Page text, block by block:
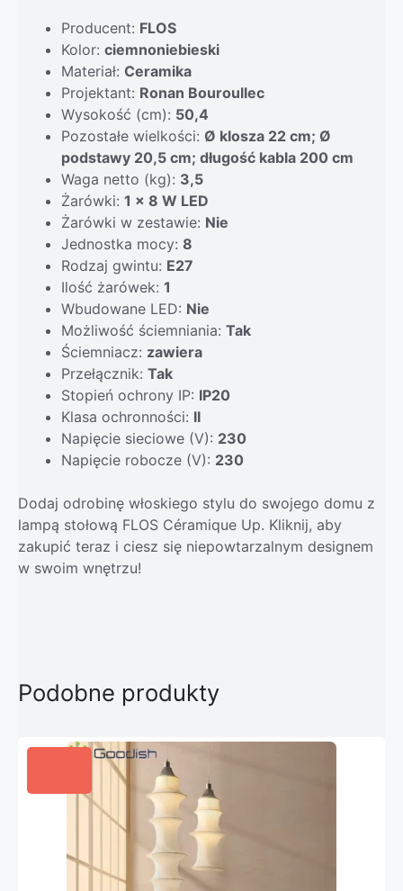
Producent: FLOS
Kolor: ciemnoniebieski
Materiał: Ceramika
Projektant: Ronan Bouroullec
Wysokość (cm): 50,4
Pozostałe wielkości: Ø klosza 22 cm; Ø
podstawy 20,5 cm; długość kabla 200 cm
Waga netto (kg): 3,5
Żarówki: 1 x 8 W LED
Żarówki w zestawie: Nie
Jednostka mocy: 8
Rodzaj gwintu: E27
Ilość żarówek: 1
Wbudowane LED: Nie
Możliwość ściemniania: Tak
Ściemniacz: zawiera
Przełącznik: Tak
Stopień ochrony IP: IP20
Klasa ochronności: II
Napięcie sieciowe (V): 230
Napięcie robocze (V): 230
Dodaj odrobinę włoskiego stylu do swojego domu z
lampą stołową FLOS Céramique Up. Kliknij, aby
zakupić teraz i ciesz się niepowtarzalnym designem
w swoim wnętrzu!
Podobne produkty